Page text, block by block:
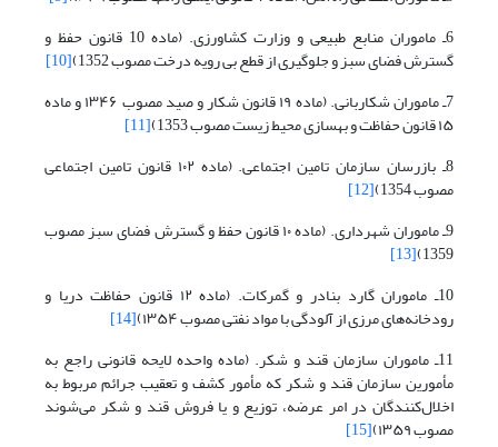
6ـ ماموران منابع طبیعی و وزارت کشاورزی. (ماده 10 قانون حفظ و
گسترش فضای سبز و جلوگیری از قطع بی رویه درخت مصوب 1352)
[10]
7ـ ماموران شکاربانی. (ماده ۱۹ قانون شکار و صید مصوب ۱۳۴۶ و ماده
۱۵ قانون حفاظت و بهسازی محیط زیست مصوب 1353)
[11]
8ـ بازرسان سازمان تامین اجتماعی. (ماده ۱۰۲ قانون تامین اجتماعی
مصوب 1354)
[12]
9ـ ماموران شهرداری. (ماده ۱۰ قانون حفظ و گسترش فضای سبز مصوب
1359)
[13]
10ـ ماموران گارد بنادر و گمرکات. (ماده ۱۲ قانون حفاظت دریا و
رودخانه‌های مرزی از آلودگی با مواد نفتی مصوب ۱۳۵۴)
[14]
11ـ ماموران سازمان قند و شکر. (ماده واحده لایحه قانونی راجع به
مأمورین سازمان قند و شکر که مأمور کشف و تعقیب جرائم مربوط به
اخلال‌کنندگان در امر عرضه، توزیع و یا فروش قند و شکر می‌شوند
مصوب ۱۳۵۹)
[15]